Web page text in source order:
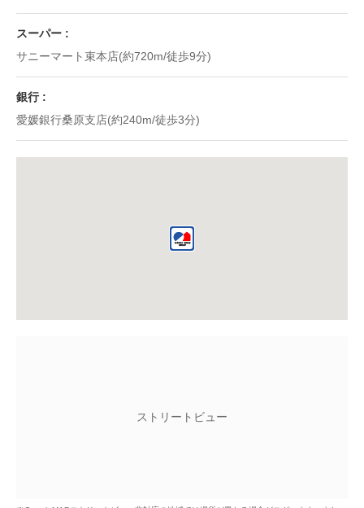
スーパー
サニーマート束本店(約720m/徒歩9分)
銀行
愛媛銀行桑原支店(約240m/徒歩3分)
ストリートビュー